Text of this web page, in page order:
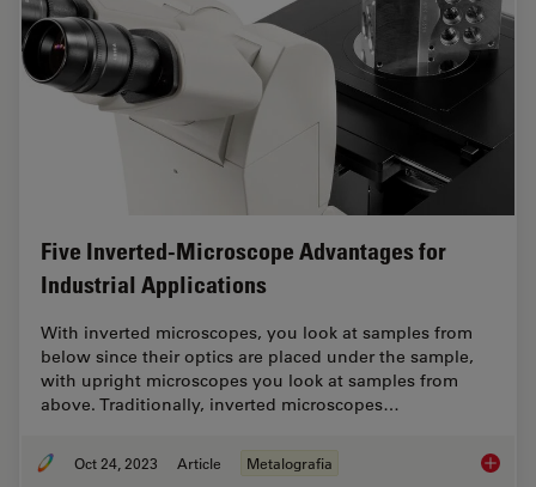
Five Inverted-Microscope Advantages for
Industrial Applications
With inverted microscopes, you look at samples from
below since their optics are placed under the sample,
with upright microscopes you look at samples from
above. Traditionally, inverted microscopes…
Oct 24, 2023 Article Metalografia Five